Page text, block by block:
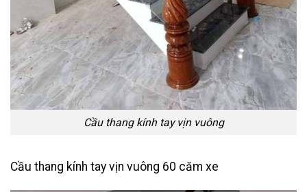
Cầu thang kính tay vịn vuông
Cầu thang kính tay vịn vuông 60 căm xe